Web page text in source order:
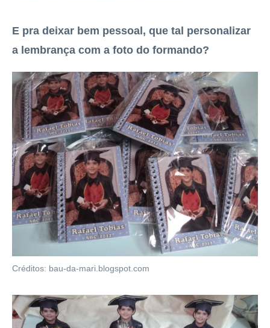
E pra deixar bem pessoal, que tal personalizar
a lembrança com a foto do formando?
Créditos: bau-da-mari.blogspot.com